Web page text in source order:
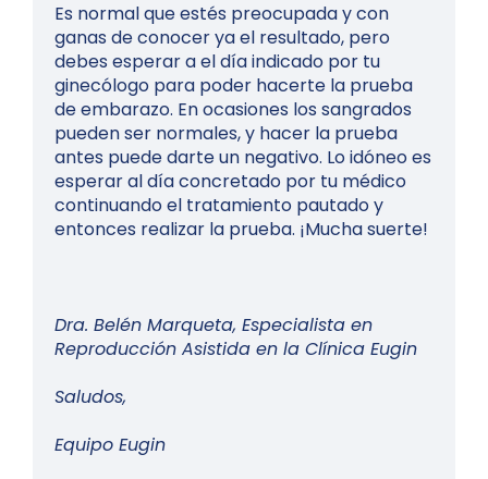
Es normal que estés preocupada y con
ganas de conocer ya el resultado, pero
debes esperar a el día indicado por tu
ginecólogo para poder hacerte la prueba
de embarazo. En ocasiones los sangrados
pueden ser normales, y hacer la prueba
antes puede darte un negativo. Lo idóneo es
esperar al día concretado por tu médico
continuando el tratamiento pautado y
entonces realizar la prueba. ¡Mucha suerte!
Dra. Belén Marqueta, Especialista en
Reproducción Asistida en la Clínica Eugin
Saludos,
Equipo Eugin